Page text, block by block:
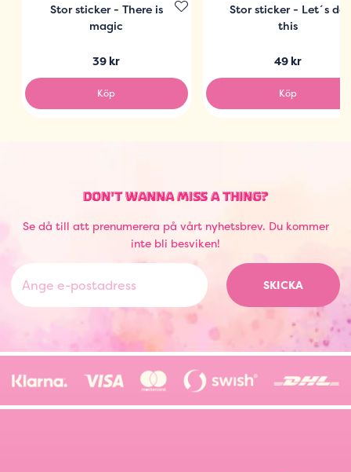
Stor sticker - There is
magic
39 kr
Köp
Stor sticker - Let´s do
this
49 kr
Köp
DON'T WANNA MISS A THING?
Se då till att prenumerera på vårt nyhetsbrev. Du kommer
inte bli besviken!
SKICKA